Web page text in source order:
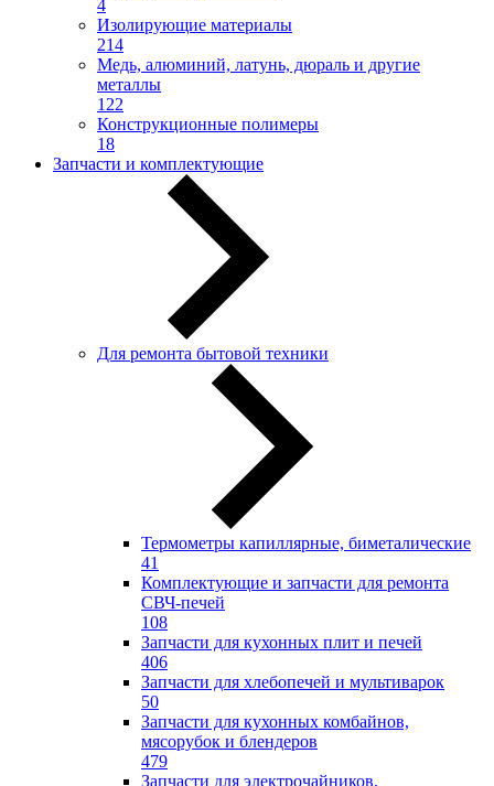
4
Изолирующие материалы
214
Медь, алюминий, латунь, дюраль и другие
металлы
122
Конструкционные полимеры
18
Запчасти и комплектующие
Для ремонта бытовой техники
Термометры капиллярные, биметалические
41
Комплектующие и запчасти для ремонта
СВЧ-печей
108
Запчасти для кухонных плит и печей
406
Запчасти для хлебопечей и мультиварок
50
Запчасти для кухонных комбайнов,
мясорубок и блендеров
479
Запчасти для электрочайников,